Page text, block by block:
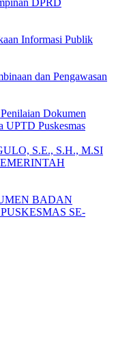
Informasi Publik
dan Pengawasan
Dokumen
UPTD Puskesmas
S.E., S.H., M.SI
BADAN
SE-